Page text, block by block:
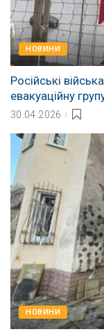
НОВИНИ
Російські
евакуаційну
30.04.2026
НОВИНИ